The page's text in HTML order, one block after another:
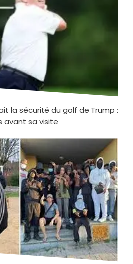
la sécurité du golf de Trump :
avant sa visite